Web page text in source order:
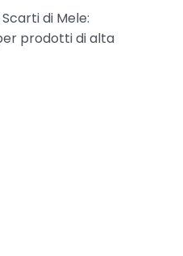
di Mele:
prodotti di alta